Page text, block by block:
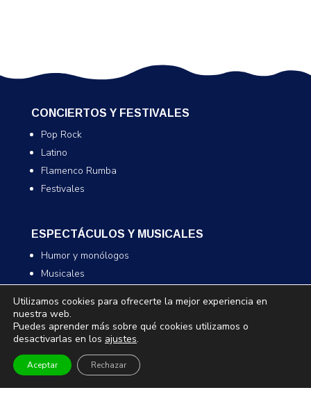
CONCIERTOS Y FESTIVALES
Pop Rock
Latino
Flamenco Rumba
Festivales
ESPECTÁCULOS Y MUSICALES
Humor y monólogos
Musicales
Magia
TEATRO Y DANZA
Teatro
Utilizamos cookies para ofrecerte la mejor experiencia en
nuestra web.
Puedes aprender más sobre qué cookies utilizamos o
desactivarlas en los ajustes.
Aceptar Rechazar